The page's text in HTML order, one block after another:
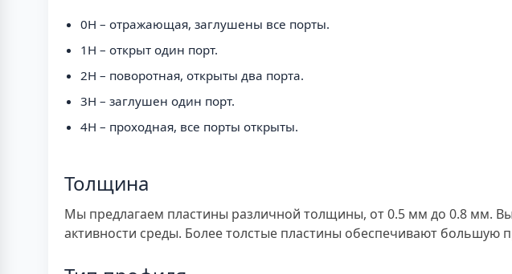
0H – отражающая, заглушены все порты.
1H – открыт один порт.
2H – поворотная, открыты два порта.
3H – заглушен один порт.
4H – проходная, все порты открыты.
Толщина
Мы предлагаем пластины различной толщины, от 0.5 мм до 0.8 мм.
активности среды. Более толстые пластины обеспечивают большую